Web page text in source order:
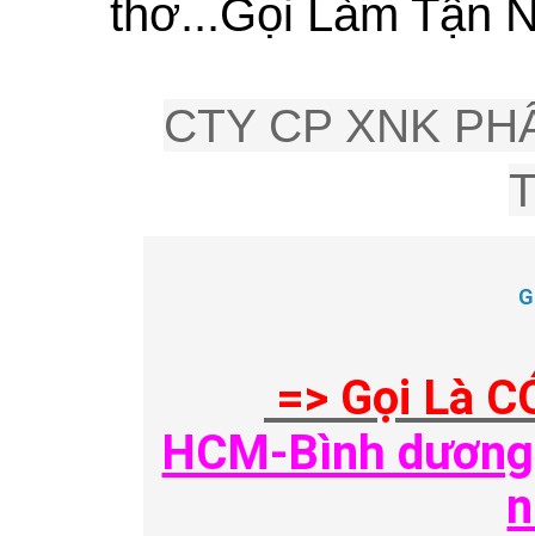
thơ...Gọi Làm Tận
CTY CP XNK
=> Gọi Là
HCM-Bình